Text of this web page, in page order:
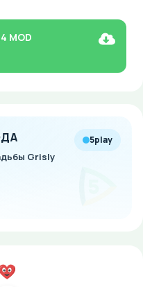
MOD
Grisly
5play